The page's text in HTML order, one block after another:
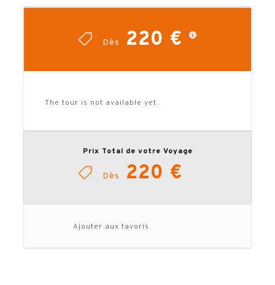
Dès 220 €
The tour is not available yet.
Prix Total de votre Voyage
Dès 220 €
Ajouter aux favoris
régler à la réservation, le solde deux mois